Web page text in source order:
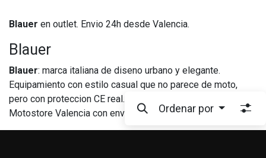
Blauer en outlet. Envio 24h desde Valencia.
Blauer
Blauer: marca italiana de diseno urbano y elegante.
Equipamiento con estilo casual que no parece de moto,
pero con proteccion CE real. Disponible en Outlet
Motostore Valencia con envio 24h.
Ordenar por